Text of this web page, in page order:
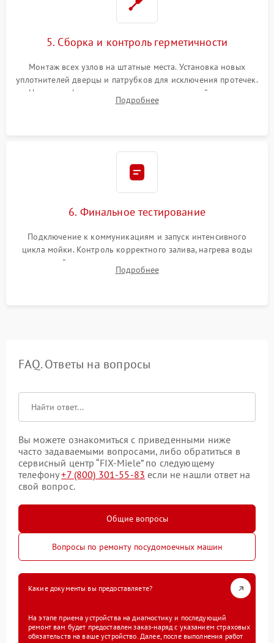
5. Сборка и контроль герметичности
Монтаж всех узлов на штатные места. Установка новых
уплотнителей дверцы и патрубков для исключения протечек.
Надежная фиксация хомутов гидравлической системы,
сборка корпуса и установка датчика поплавка.
Подробнее
6. Финальное тестирование
Подключение к коммуникациям и запуск интенсивного
цикла мойки. Контроль корректного залива, нагрева воды
до нужной температуры, отсутствия посторонних шумов,
штатного слива и абсолютной сухости в поддоне.
Подробнее
FAQ. Ответы на вопросы
Вы можете ознакомиться с приведенными ниже
часто задаваемыми вопросами, либо обратиться в
сервисный центр “FIX-Miele” по следующему
телефону+7 (800) 301-55-83 если не нашли ответ на
свой вопрос.
Общие вопросы
Вопросы по ремонту посудомоечных машин
Какие документы вы предоставляете?
На этапе приема устройства на диагностику и последующий
ремонт вам будет предоставлен заказ-наряд с указанием страховых
обязательств на ваше устройство. Далее, после выполнения работ